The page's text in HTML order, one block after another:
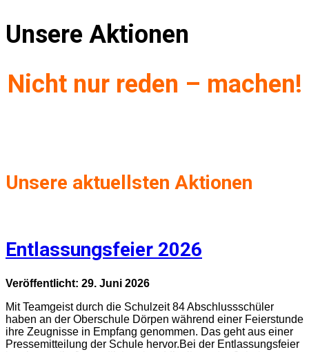
Unsere Aktionen
Nicht nur reden – machen!
Unsere aktuellsten Aktionen
Entlassungsfeier 2026
Veröffentlicht: 29. Juni 2026
Mit Teamgeist durch die Schulzeit 84 Abschlussschüler
haben an der Oberschule Dörpen während einer Feierstunde
ihre Zeugnisse in Empfang genommen. Das geht aus einer
Pressemitteilung der Schule hervor.Bei der Entlassungsfeier